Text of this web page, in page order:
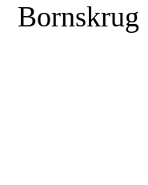
Bornskrug